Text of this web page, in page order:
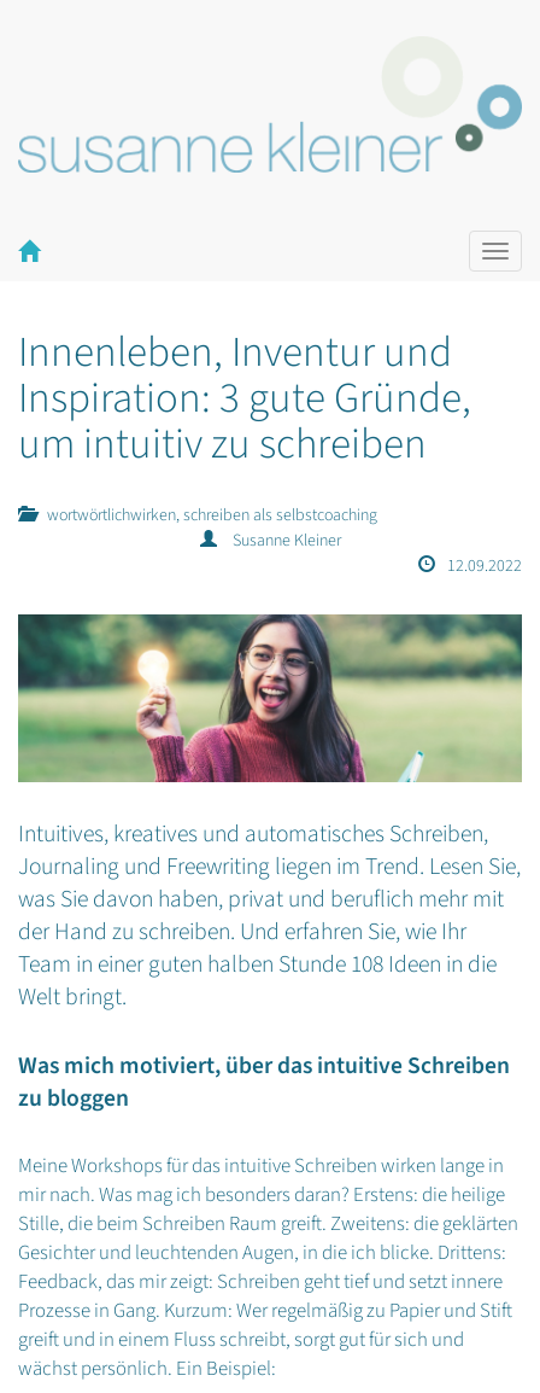
ein-/
Innenleben, Inventur und
Inspiration: 3 gute Gründe,
um intuitiv zu schreiben
wortwörtlichwirken, schreiben als selbstcoaching
Susanne Kleiner
12.09.2022
Intuitives, kreatives und automatisches Schreiben,
Journaling und Freewriting liegen im Trend. Lesen Sie,
was Sie davon haben, privat und beruflich mehr mit
der Hand zu schreiben. Und erfahren Sie, wie Ihr
Team in einer guten halben Stunde 108 Ideen in die
Welt bringt.
Was mich motiviert, über das intuitive Schreiben
zu bloggen
Meine Workshops für das intuitive Schreiben wirken lange in
mir nach. Was mag ich besonders daran? Erstens: die heilige
Stille, die beim Schreiben Raum greift. Zweitens: die geklärten
Gesichter und leuchtenden Augen, in die ich blicke. Drittens:
Feedback, das mir zeigt: Schreiben geht tief und setzt innere
Prozesse in Gang. Kurzum: Wer regelmäßig zu Papier und Stift
greift und in einem Fluss schreibt, sorgt gut für sich und
wächst persönlich. Ein Beispiel: